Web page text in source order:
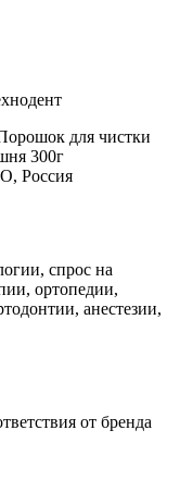
для чистки
300г
Россия
спрос на
ортопедии,
анестезии,
от бренда